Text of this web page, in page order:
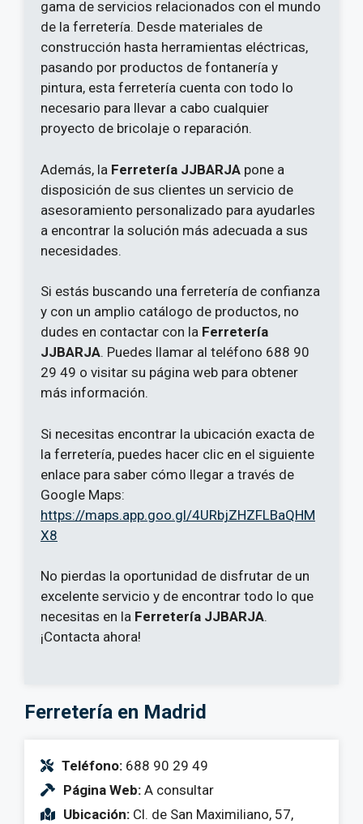
gama de servicios relacionados con el mundo
de la ferretería. Desde materiales de
construcción hasta herramientas eléctricas,
pasando por productos de fontanería y
pintura, esta ferretería cuenta con todo lo
necesario para llevar a cabo cualquier
proyecto de bricolaje o reparación.
Además, la Ferretería JJBARJA pone a
disposición de sus clientes un servicio de
asesoramiento personalizado para ayudarles
a encontrar la solución más adecuada a sus
necesidades.
Si estás buscando una ferretería de confianza
y con un amplio catálogo de productos, no
dudes en contactar con la Ferretería
JJBARJA. Puedes llamar al teléfono 688 90
29 49 o visitar su página web para obtener
más información.
Si necesitas encontrar la ubicación exacta de
la ferretería, puedes hacer clic en el siguiente
enlace para saber cómo llegar a través de
Google Maps:
https://maps.app.goo.gl/4URbjZHZFLBaQHM
X8
No pierdas la oportunidad de disfrutar de un
excelente servicio y de encontrar todo lo que
necesitas en la Ferretería JJBARJA.
¡Contacta ahora!
Ferretería en Madrid
Teléfono: 688 90 29 49
Página Web: A consultar
Ubicación: Cl. de San Maximiliano, 57,